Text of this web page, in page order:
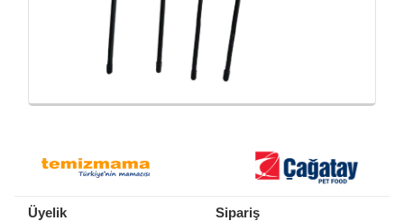
Üyelik Sipariş